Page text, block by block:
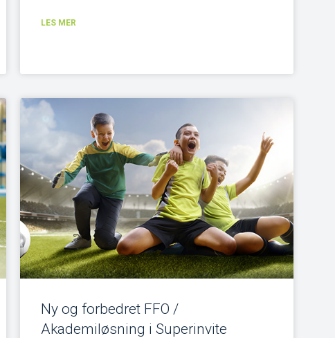
LES MER
Ny og forbedret FFO /
Akademiløsning i Superinvite